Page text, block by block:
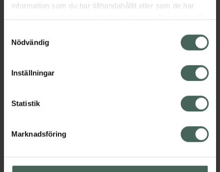
information som du har tillhandahållit eller som de har
samlat in när du har använt deras tjänster. Samtycke till
återkalla ditt samtycke via webbplatsens
cookieinställningar. Ett återkallat samtycke påverkar inte
lagligheten av behandling som skett innan återkallelsen.
Nödvändig
Inställningar
Statistik
Marknadsföring
Kategorier:
Instruktioner Visa
Amning och matning
Amningstillbehör